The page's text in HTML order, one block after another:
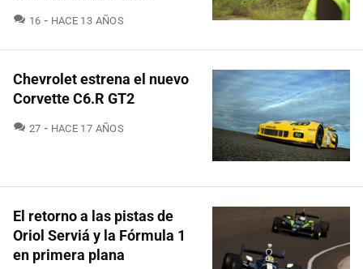
16 COMENTARIOS
HACE 13 AÑOS
Chevrolet estrena el nuevo
Corvette C6.R GT2
27 COMENTARIOS
HACE 17 AÑOS
El retorno a las pistas de
Oriol Serviá y la Fórmula 1
en primera plana